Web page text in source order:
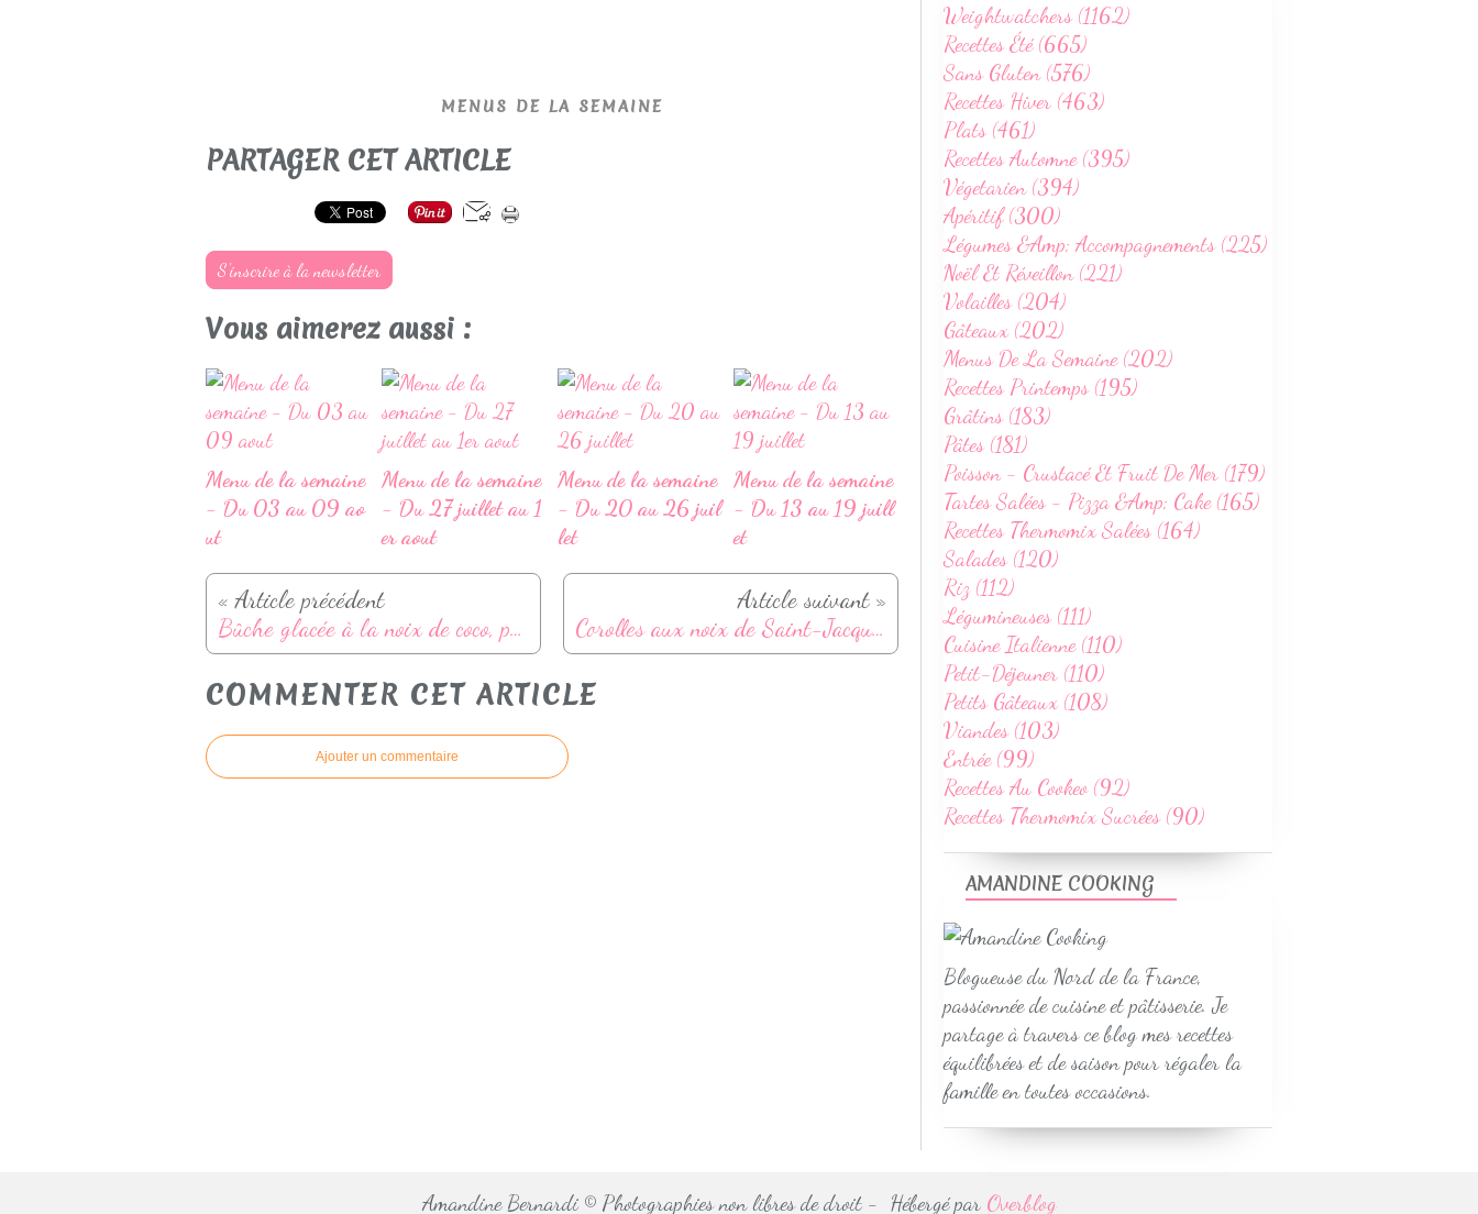
MENUS DE LA SEMAINE
PARTAGER CET ARTICLE
S'inscrire à la newsletter
Vous aimerez aussi :
Menu de la semaine
- Du 03 au 09 ao
ut
Menu de la semaine
- Du 27 juillet au 1
er aout
Menu de la semaine
- Du 20 au 26 juil
let
Menu de la semaine
- Du 13 au 19 juill
et
« Article précédent
Bûche glacée à la noix de coco, passion et mangue
Article suivant »
Corolles aux noix de Saint-Jacques et fondue de poireaux
COMMENTER CET ARTICLE
Ajouter un commentaire
AMANDINE COOKING
Blogueuse du Nord de la France,
passionnée de cuisine et pâtisserie. Je
partage à travers ce blog mes recettes
équilibrées et de saison pour régaler la
famille en toutes occasions.
Weightwatchers (1162)
Recettes Été (665)
Sans Gluten (576)
Recettes Hiver (463)
Plats (461)
Recettes Automne (395)
Végetarien (394)
Apéritif (300)
Légumes &Amp; Accompagnements (225)
Noël Et Réveillon (221)
Volailles (204)
Gâteaux (202)
Menus De La Semaine (202)
Recettes Printemps (195)
Grâtins (183)
Pâtes (181)
Poisson - Crustacé Et Fruit De Mer (179)
Tartes Salées - Pizza &Amp; Cake (165)
Recettes Thermomix Salées (164)
Salades (120)
Riz (112)
Légumineuses (111)
Cuisine Italienne (110)
Petit-Déjeuner (110)
Petits Gâteaux (108)
Viandes (103)
Entrée (99)
Recettes Au Cookeo (92)
Recettes Thermomix Sucrées (90)
Amandine Bernardi © Photographies non libres de droit - Hébergé par Overblog